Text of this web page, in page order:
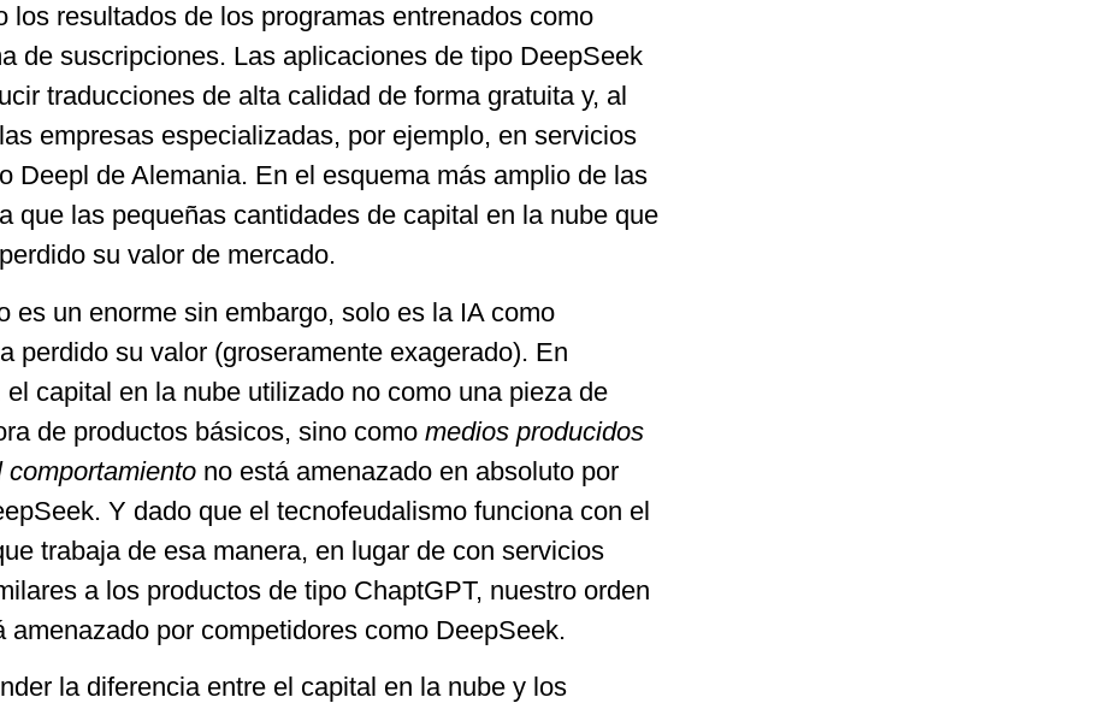
los resultados de los programas entrenados como
de suscripciones. Las aplicaciones de tipo DeepSeek
traducciones de alta calidad de forma gratuita y, al
empresas especializadas, por ejemplo, en servicios
Deepl de Alemania. En el esquema más amplio de las
que las pequeñas cantidades de capital en la nube que
su valor de mercado.
es un enorme sin embargo, solo es la IA como
perdido su valor (groseramente exagerado). En
capital en la nube utilizado no como una pieza de
de productos básicos, sino como medios producidos
no está amenazado en absoluto por
Y dado que el tecnofeudalismo funciona con el
trabaja de esa manera, en lugar de con servicios
a los productos de tipo ChaptGPT, nuestro orden
amenazado por competidores como DeepSeek.
la diferencia entre el capital en la nube y los